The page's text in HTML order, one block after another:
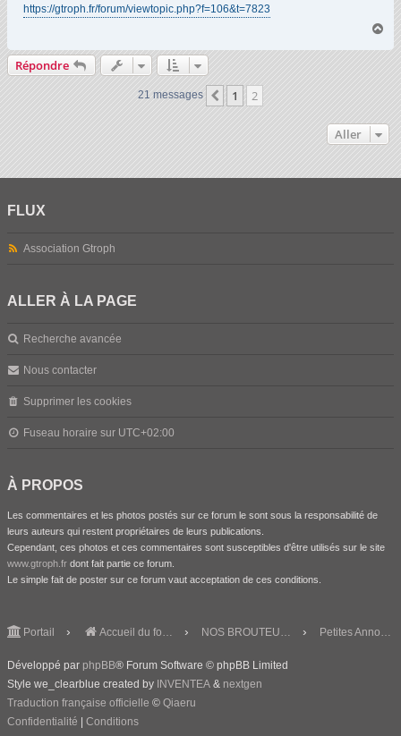
https://gtroph.fr/forum/viewtopic.php?f=106&t=7823
Répondre
21 messages Précédent
1 2
Aller
FLUX
Association Gtroph
ALLER À LA PAGE
Recherche avancée
Nous contacter
Supprimer les cookies
Fuseau horaire sur UTC+02:00
À PROPOS
Les commentaires et les photos postés sur ce forum le sont sous la responsabilité de
leurs auteurs qui restent propriétaires de leurs publications.
Cependant, ces photos et ces commentaires sont susceptibles d'être utilisés sur le site
www.gtroph.fr dont fait partie ce forum.
Le simple fait de poster sur ce forum vaut acceptation de ces conditions.
Portail Accueil du forum
Développé par phpBB® Forum Software © phpBB Limited
Style we_clearblue created by INVENTEA & nextgen
Traduction française officielle © Qiaeru
Confidentialité | Conditions